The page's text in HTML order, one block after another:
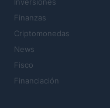
Inversiones
Finanzas
Criptomonedas
News
Fisco
Financiación